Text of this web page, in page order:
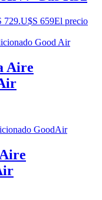
729.U$S 659El precio
Aire